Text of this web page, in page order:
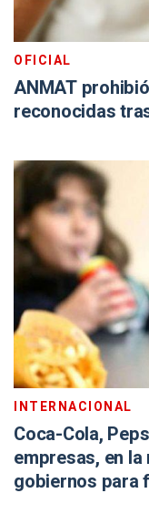
OFICIAL
ANMAT
reconocidas
INTERNACIONAL
Coca-Cola,
empresas, en
gobiernos para